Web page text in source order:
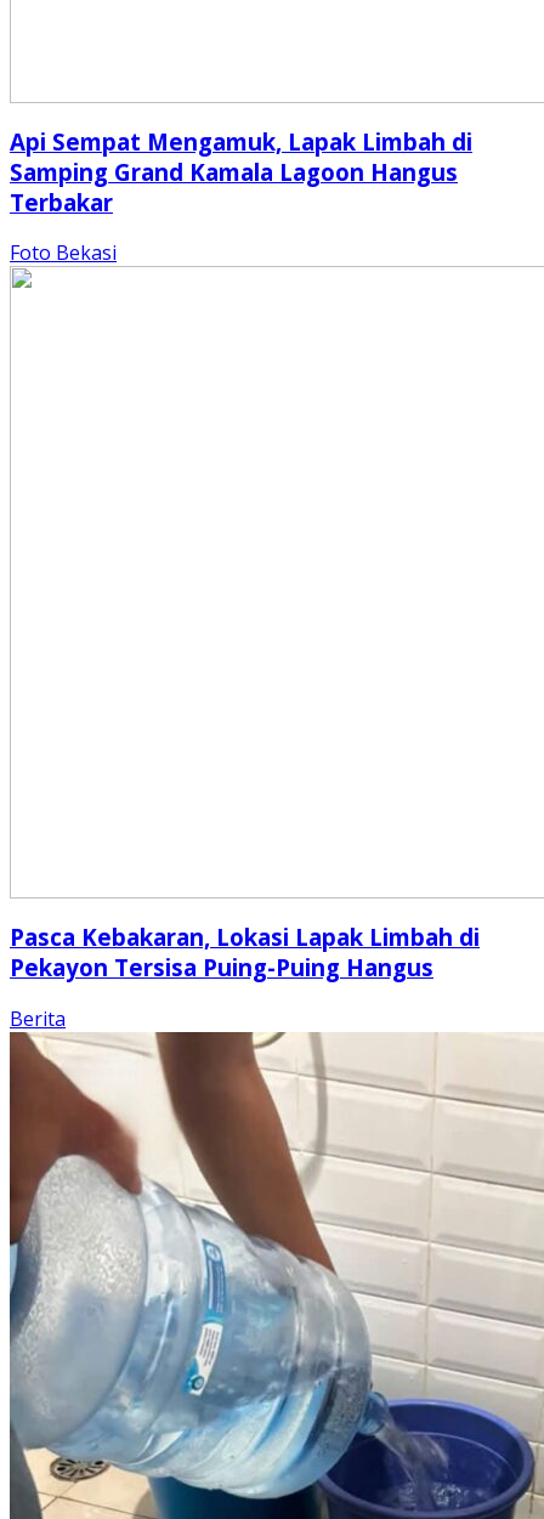
Api Sempat Mengamuk, Lapak Limbah di
Samping Grand Kamala Lagoon Hangus
Terbakar
Foto Bekasi
Pasca Kebakaran, Lokasi Lapak Limbah di
Pekayon Tersisa Puing-Puing Hangus
Berita